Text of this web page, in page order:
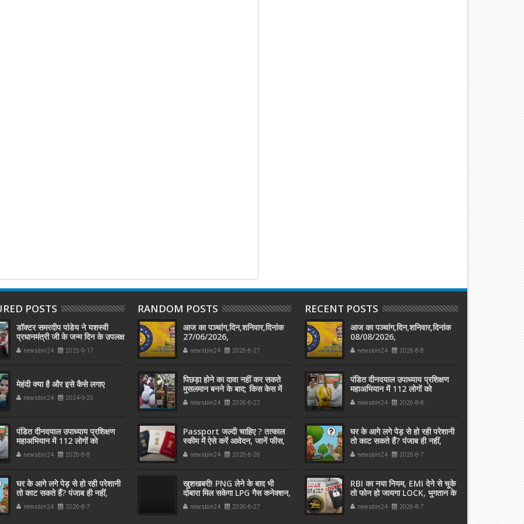
POSTS
डॉक्टर समरदीप पांडेय ने यशस्वी
प्रधानमंत्री जी के जन्म दिन के उपलक्ष
में सफाई कर्मचारी को अंग वस्त्र
पहनाकर मोदी जी के स्वच्छता अभियान
newsbin24 2025-9-17
मेहंदी क्या है और इसे कैसे लगाए
newsbin24 2024-9-25
पंडित दीनदयाल उपाध्याय प्रशिक्षण
महाअभियान में 112 लोगों को
प्रशिक्षण दिलाने पर डॉ. समरदीप
पांडेय सम्मानित
newsbin24 2026-8-8
घर के आगे लगे पेड़ से हो रही परेशानी
तो काट सकते हैं? पंजाब ही नहीं,
दिल्‍ली-यूपी समेत पूरे देश का नियम
जान लें
newsbin24 2026-8-7
RANDOM POSTS
आज का पञ्चांग,दिन,शनिवार,दिनांक
27/06/2026,
newsbin24 2026-6-27
पिछड़ा होने का दावा नहीं कर सकते
मुसलमान बनने के बाद; किस केस में
हाई कोर्ट ने दिया फैसला
newsbin24 2026-6-27
Passport जल्दी चाहिए ? तत्काल
स्कीम में ऐसे करें आवेदन, जानें फीस,
रूल्स और पूरा प्रोसेस
newsbin24 2026-6-26
खुशखबरी! PNG लेने के बाद भी
दोबारा मिल सकेगा LPG गैस कनेक्शन,
जान लें नए नियम,
newsbin24 2026-6-27
RECENT POSTS
आज का पञ्चांग,दिन,शनिवार,दिनांक
08/08/2026,
newsbin24 2026-8-8
पंडित दीनदयाल उपाध्याय प्रशिक्षण
महाअभियान में 112 लोगों को
प्रशिक्षण दिलाने पर डॉ. समरदीप
पांडेय सम्मानित
newsbin24 2026-8-8
घर के आगे लगे पेड़ से हो रही परेशानी
तो काट सकते हैं? पंजाब ही नहीं,
दिल्‍ली-यूपी समेत पूरे देश का नियम
जान लें
newsbin24 2026-8-7
RBI का नया नियम, EMI देने से चूके
तो फोन हो जायगा LOCK, भुगतान के
बाद इतनी देर में होगा अनलॉक
newsbin24 2026-8-7